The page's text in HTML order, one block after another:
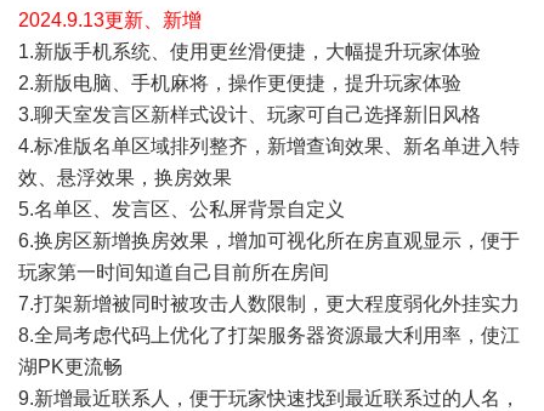
2024.9.13更新、新增
1.新版手机系统、使用更丝滑便捷，大幅提升玩家体验
2.新版电脑、手机麻将，操作更便捷，提升玩家体验
3.聊天室发言区新样式设计、玩家可自己选择新旧风格
4.标准版名单区域排列整齐，新增查询效果、新名单进入特
效、悬浮效果，换房效果
5.名单区、发言区、公私屏背景自定义
6.换房区新增换房效果，增加可视化所在房直观显示，便于
玩家第一时间知道自己目前所在房间
7.打架新增被同时被攻击人数限制，更大程度弱化外挂实力
8.全局考虑代码上优化了打架服务器资源最大利用率，使江
湖PK更流畅
9.新增最近联系人，便于玩家快速找到最近联系过的人名，